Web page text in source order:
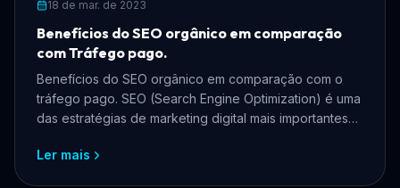
18 de mar. de 2023
Benefícios do SEO orgânico em comparação
com Tráfego pago.
Benefícios do SEO orgânico em comparação com o
tráfego pago. SEO (Search Engine Optimization) é uma
das estratégias de marketing digital mais importantes
Ler mais